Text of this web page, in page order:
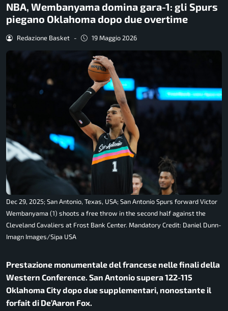
NBA, Wembanyama domina gara-1: gli Spurs
piegano Oklahoma dopo due overtime
Redazione Basket - 19 Maggio 2026
Dec 29, 2025; San Antonio, Texas, USA; San Antonio Spurs forward Victor
Wembanyama (1) shoots a free throw in the second half against the
Cleveland Cavaliers at Frost Bank Center. Mandatory Credit: Daniel Dunn-
Imagn Images/Sipa USA
Prestazione monumentale del francese nelle finali della
Western Conference. San Antonio supera 122-115
Oklahoma City dopo due supplementari, nonostante il
forfait di De’Aaron Fox.